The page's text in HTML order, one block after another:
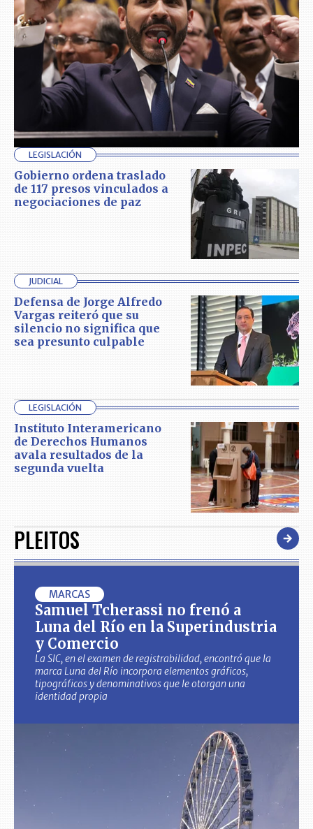
LEGISLACIÓN
Gobierno ordena traslado
de 117 presos vinculados a
negociaciones de paz
JUDICIAL
Defensa de Jorge Alfredo
Vargas reiteró que su
silencio no significa que
sea presunto culpable
LEGISLACIÓN
Instituto Interamericano
de Derechos Humanos
avala resultados de la
segunda vuelta
PLEITOS
MARCAS
Samuel Tcherassi no frenó a
Luna del Río en la Superindustria
y Comercio
La SIC, en el examen de registrabilidad, encontró que la
marca Luna del Río incorpora elementos gráficos,
tipográficos y denominativos que le otorgan una
identidad propia